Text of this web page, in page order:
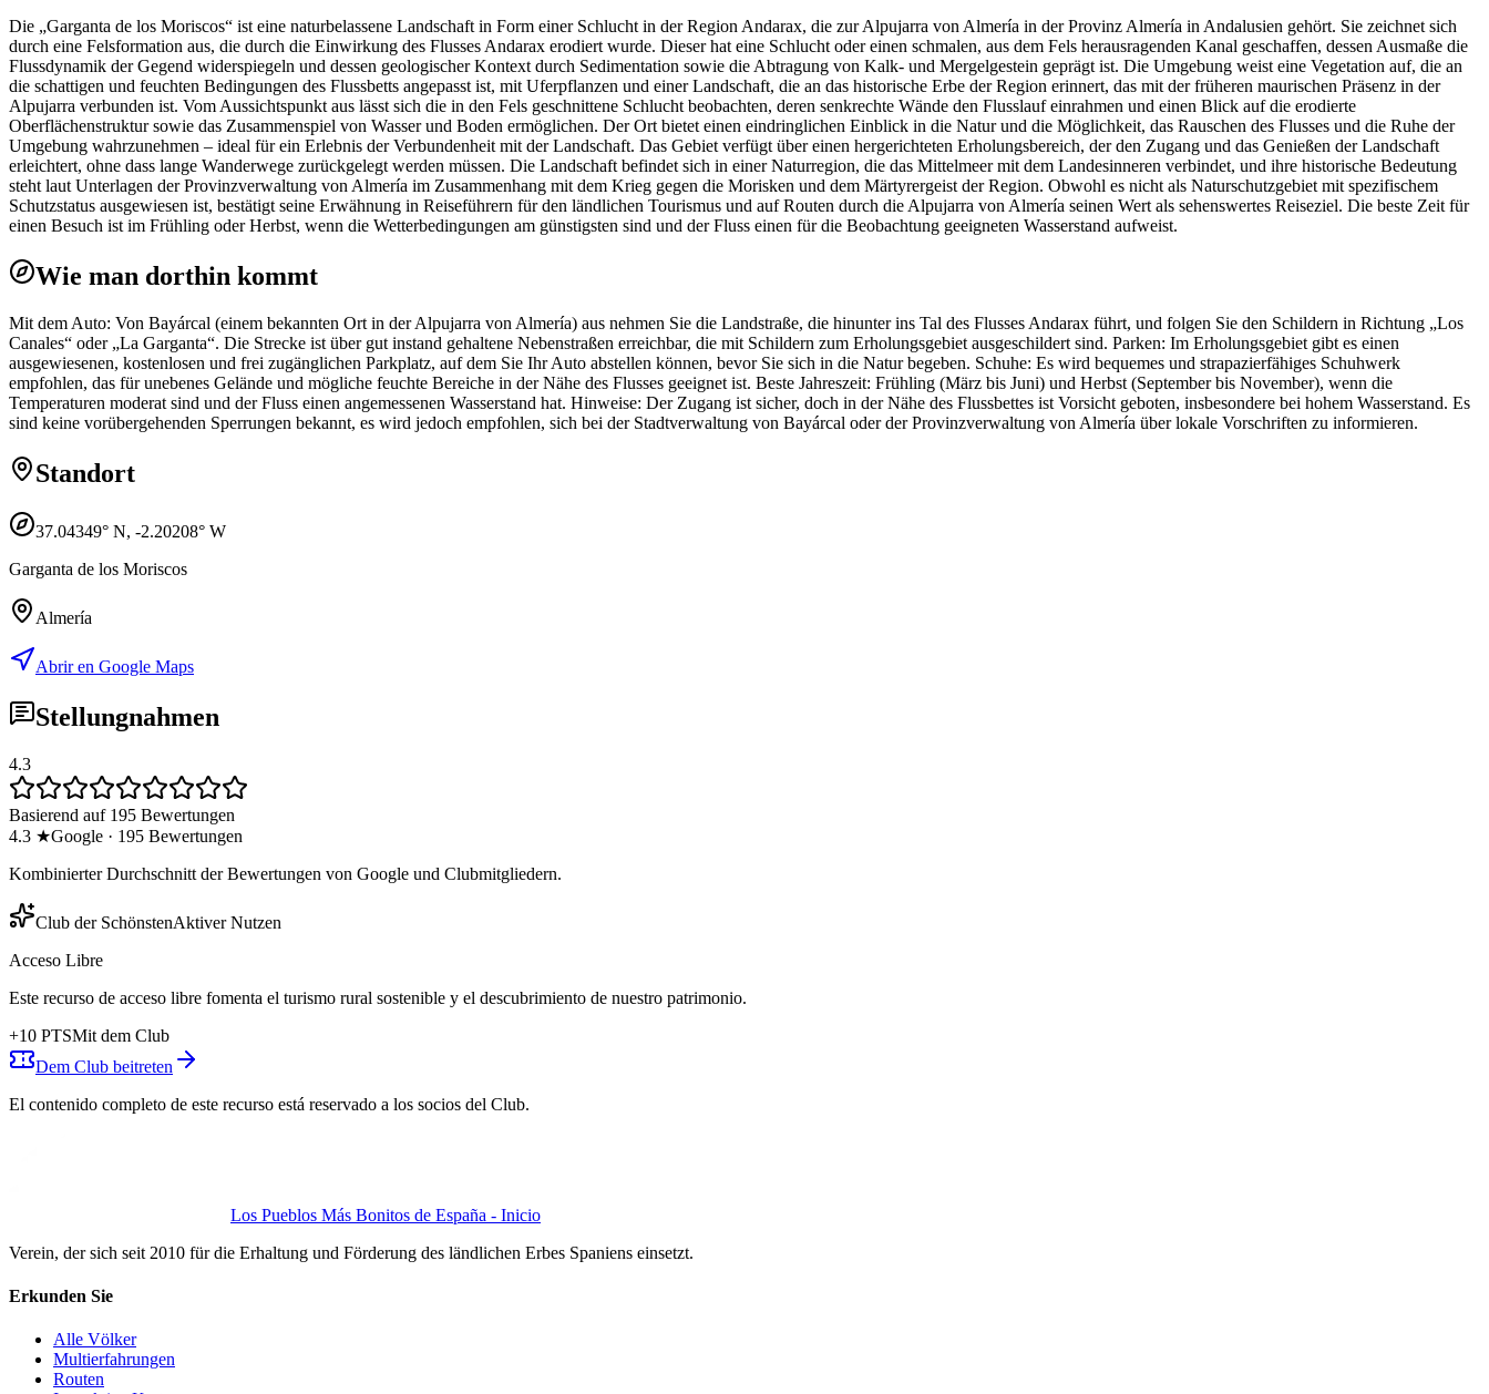
Die „Garganta de los Moriscos“ ist eine naturbelassene Landschaft in Form einer Schlucht in der Region Andarax, die zur Alpujarra von Almería in der Provinz Almería in Andalusien gehört. Sie zeichnet sich
durch eine Felsformation aus, die durch die Einwirkung des Flusses Andarax erodiert wurde. Dieser hat eine Schlucht oder einen schmalen, aus dem Fels herausragenden Kanal geschaffen, dessen Ausmaße die
Flussdynamik der Gegend widerspiegeln und dessen geologischer Kontext durch Sedimentation sowie die Abtragung von Kalk- und Mergelgestein geprägt ist. Die Umgebung weist eine Vegetation auf, die an
die schattigen und feuchten Bedingungen des Flussbetts angepasst ist, mit Uferpflanzen und einer Landschaft, die an das historische Erbe der Region erinnert, das mit der früheren maurischen Präsenz in der
Alpujarra verbunden ist. Vom Aussichtspunkt aus lässt sich die in den Fels geschnittene Schlucht beobachten, deren senkrechte Wände den Flusslauf einrahmen und einen Blick auf die erodierte
Oberflächenstruktur sowie das Zusammenspiel von Wasser und Boden ermöglichen. Der Ort bietet einen eindringlichen Einblick in die Natur und die Möglichkeit, das Rauschen des Flusses und die Ruhe der
Umgebung wahrzunehmen – ideal für ein Erlebnis der Verbundenheit mit der Landschaft. Das Gebiet verfügt über einen hergerichteten Erholungsbereich, der den Zugang und das Genießen der Landschaft
erleichtert, ohne dass lange Wanderwege zurückgelegt werden müssen. Die Landschaft befindet sich in einer Naturregion, die das Mittelmeer mit dem Landesinneren verbindet, und ihre historische Bedeutung
steht laut Unterlagen der Provinzverwaltung von Almería im Zusammenhang mit dem Krieg gegen die Morisken und dem Märtyrergeist der Region. Obwohl es nicht als Naturschutzgebiet mit spezifischem
Schutzstatus ausgewiesen ist, bestätigt seine Erwähnung in Reiseführern für den ländlichen Tourismus und auf Routen durch die Alpujarra von Almería seinen Wert als sehenswertes Reiseziel. Die beste Zeit für
einen Besuch ist im Frühling oder Herbst, wenn die Wetterbedingungen am günstigsten sind und der Fluss einen für die Beobachtung geeigneten Wasserstand aufweist.
Wie man dorthin kommt
Mit dem Auto: Von Bayárcal (einem bekannten Ort in der Alpujarra von Almería) aus nehmen Sie die Landstraße, die hinunter ins Tal des Flusses Andarax führt, und folgen Sie den Schildern in Richtung „Los
Canales“ oder „La Garganta“. Die Strecke ist über gut instand gehaltene Nebenstraßen erreichbar, die mit Schildern zum Erholungsgebiet ausgeschildert sind. Parken: Im Erholungsgebiet gibt es einen
ausgewiesenen, kostenlosen und frei zugänglichen Parkplatz, auf dem Sie Ihr Auto abstellen können, bevor Sie sich in die Natur begeben. Schuhe: Es wird bequemes und strapazierfähiges Schuhwerk
empfohlen, das für unebenes Gelände und mögliche feuchte Bereiche in der Nähe des Flusses geeignet ist. Beste Jahreszeit: Frühling (März bis Juni) und Herbst (September bis November), wenn die
Temperaturen moderat sind und der Fluss einen angemessenen Wasserstand hat. Hinweise: Der Zugang ist sicher, doch in der Nähe des Flussbettes ist Vorsicht geboten, insbesondere bei hohem Wasserstand. Es
sind keine vorübergehenden Sperrungen bekannt, es wird jedoch empfohlen, sich bei der Stadtverwaltung von Bayárcal oder der Provinzverwaltung von Almería über lokale Vorschriften zu informieren.
Standort
37.04349° N, -2.20208° W
Garganta de los Moriscos
Almería
Abrir en Google Maps
Stellungnahmen
4.3
Basierend auf 195 Bewertungen
4.3 ★Google · 195 Bewertungen
Kombinierter Durchschnitt der Bewertungen von Google und Clubmitgliedern.
Club der SchönstenAktiver Nutzen
Acceso Libre
Este recurso de acceso libre fomenta el turismo rural sostenible y el descubrimiento de nuestro patrimonio.
+10 PTSMit dem Club
Dem Club beitreten
El contenido completo de este recurso está reservado a los socios del Club.
Los Pueblos Más Bonitos de España - Inicio
Verein, der sich seit 2010 für die Erhaltung und Förderung des ländlichen Erbes Spaniens einsetzt.
Erkunden Sie
Alle Völker
Multierfahrungen
Routen